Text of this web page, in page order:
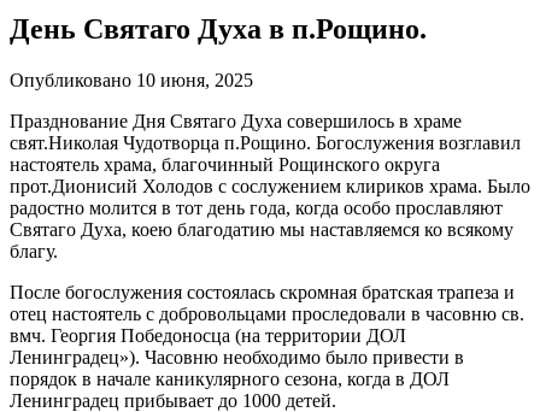
День Святаго Духа в п.Рощино.
Опубликовано 10 июня, 2025
Празднование Дня Святаго Духа совершилось в храме
свят.Николая Чудотворца п.Рощино. Богослужения возглавил
настоятель храма, благочинный Рощинского округа
прот.Дионисий Холодов с сослужением клириков храма. Было
радостно молится в тот день года, когда особо прославляют
Святаго Духа, коею благодатию мы наставляемся ко всякому
благу.
После богослужения состоялась скромная братская трапеза и
отец настоятель с добровольцами проследовали в часовню св.
вмч. Георгия Победоносца (на территории ДОЛ
Ленинградец»). Часовню необходимо было привести в
порядок в начале каникулярного сезона, когда в ДОЛ
Ленинградец прибывает до 1000 детей.